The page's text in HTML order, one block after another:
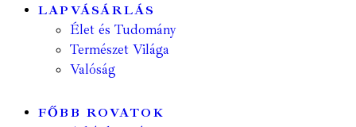
LAPVÁSÁRLÁS
Élet és Tudomány
Természet Világa
Valóság
FŐBB ROVATOK